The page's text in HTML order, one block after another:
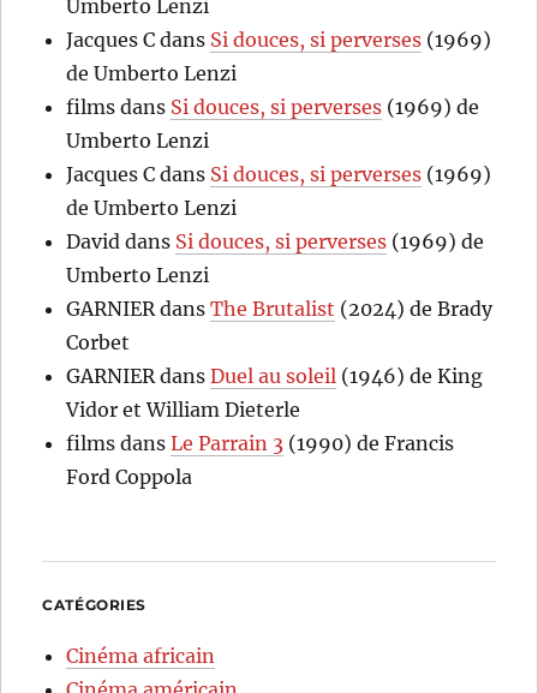
Umberto Lenzi
Jacques C dans Si douces, si perverses (1969)
de Umberto Lenzi
films dans Si douces, si perverses (1969) de
Umberto Lenzi
Jacques C dans Si douces, si perverses (1969)
de Umberto Lenzi
David dans Si douces, si perverses (1969) de
Umberto Lenzi
GARNIERdansThe Brutalist (2024) de Brady
Corbet
GARNIERdansDuel au soleil (1946) de King
Vidor et William Dieterle
films dansLe Parrain 3 (1990) de Francis
Ford Coppola
CATÉGORIES
Cinéma africain